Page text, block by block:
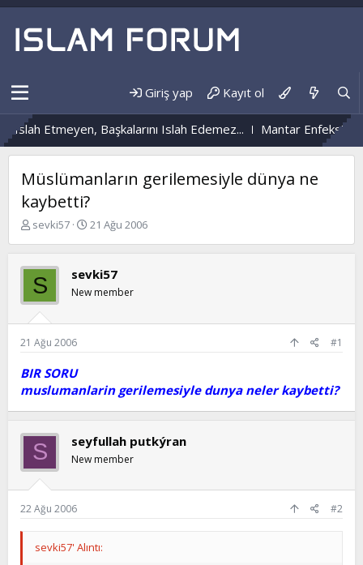
Giriş yap Kayıt ol
Etmeyen, Başkalarını Islah Edemez... Mantar Enfeksiyonu
Müslümanların gerilemesiyle dünya ne
kaybetti?
K
b
u
y
u
b
a
l
a
t
a
sevki57
B
a
n
ı
r
i
h
21 Ağu 2006
S sevki57
New member
21 Ağu 2006 #1
BIR SORU
muslumanlarin gerilemesiyle dunya neler kaybetti?
S seyfullah putkýran
New member
22 Ağu 2006 #2
sevki57' Alıntı: